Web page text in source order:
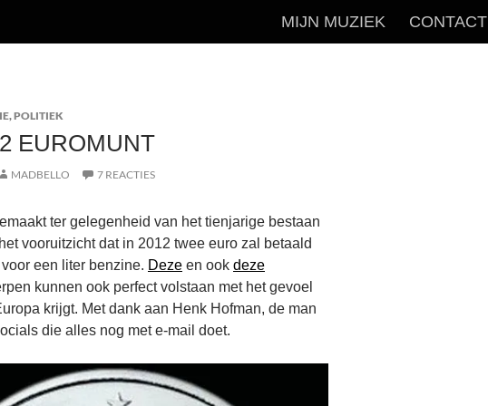
MIJN MUZIEK CONTACT
,POLITIEK
EUROMUNT
MADBELLO 7 REACTIES
ter gelegenheid van het tienjarige bestaan
vooruitzicht dat in 2012 twee euro zal betaald
een liter benzine. Deze en ook deze
kunnen ook perfect volstaan met het gevoel
krijgt. Met dank aan Henk Hofman, de man
die alles nog met e-mail doet.